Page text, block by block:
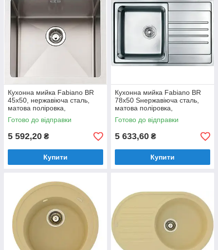
Кухонна мийка Fabiano BR
45x50, нержавіюча сталь,
матова поліровка,
одночашева без крила
(8213.401.0924)
Готово до відправки
5 592,20 ₴
Купити
Кухонна мийка Fabiano BR
78x50 Sнержавіюча сталь,
матова поліровка,
одночашева з крилом
(8213.401.0013)
Готово до відправки
5 633,60 ₴
Купити